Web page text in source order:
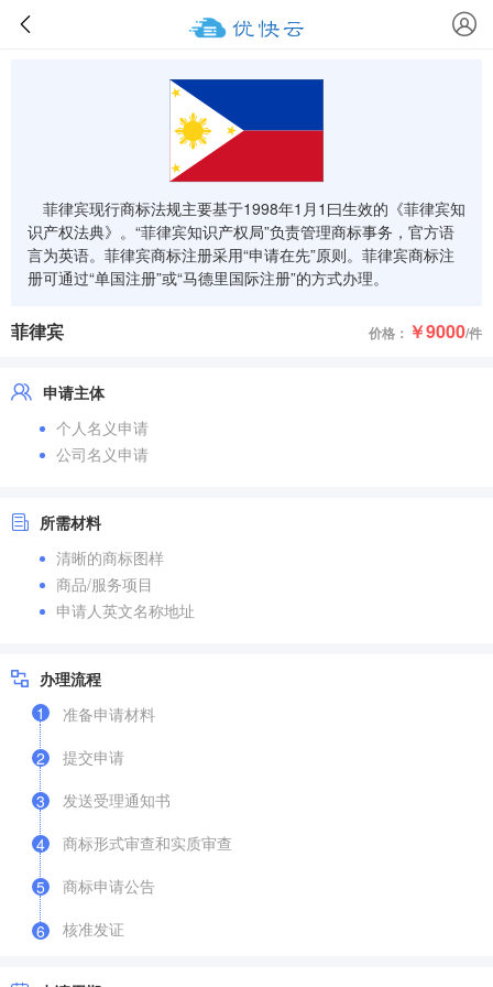
菲律宾现行商标法规主要基于1998年1月1曰生效的《菲律宾知
识产权法典》。“菲律宾知识产权局”负责管理商标事务，官方语
言为英语。菲律宾商标注册采用“申请在先”原则。菲律宾商标注
册可通过“单国注册”或“马德里国际注册”的方式办理。
菲律宾 价格： ￥9000/件
申请主体
个人名义申请
公司名义申请
所需材料
清晰的商标图样
商品/服务项目
申请人英文名称地址
办理流程
1
准备申请材料
2
提交申请
3
发送受理通知书
4
商标形式审查和实质审查
5
商标申请公告
6 核准发证